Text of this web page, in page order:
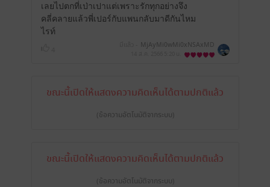
เลยไปตกที่เป่าเปาแต่เพราะรักทุกอย่างจึง
คลี่คลายแล้วพี่เปอร์กับแพนกลับมาดีกันไหม
ไรท์
MjAyMi0wMi0xNSAxMD
owNjozOQ==
ขณะนี้เปิดให้แสดงความคิดเห็นได้ตามปกติแล้ว
(ข้อความอัตโนมัติจากระบบ)
ขณะนี้เปิดให้แสดงความคิดเห็นได้ตามปกติแล้ว
(ข้อความอัตโนมัติจากระบบ)